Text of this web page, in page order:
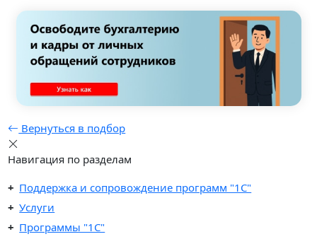
Вернуться в подбор
Навигация по разделам
Поддержка и сопровождение программ "1С"
Услуги
Программы "1С"